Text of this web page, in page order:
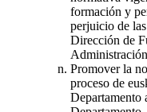
formación y
perjuicio de
Dirección de
Promover la
proceso de
Departamento